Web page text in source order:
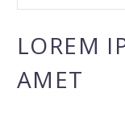
LOREM
AMET